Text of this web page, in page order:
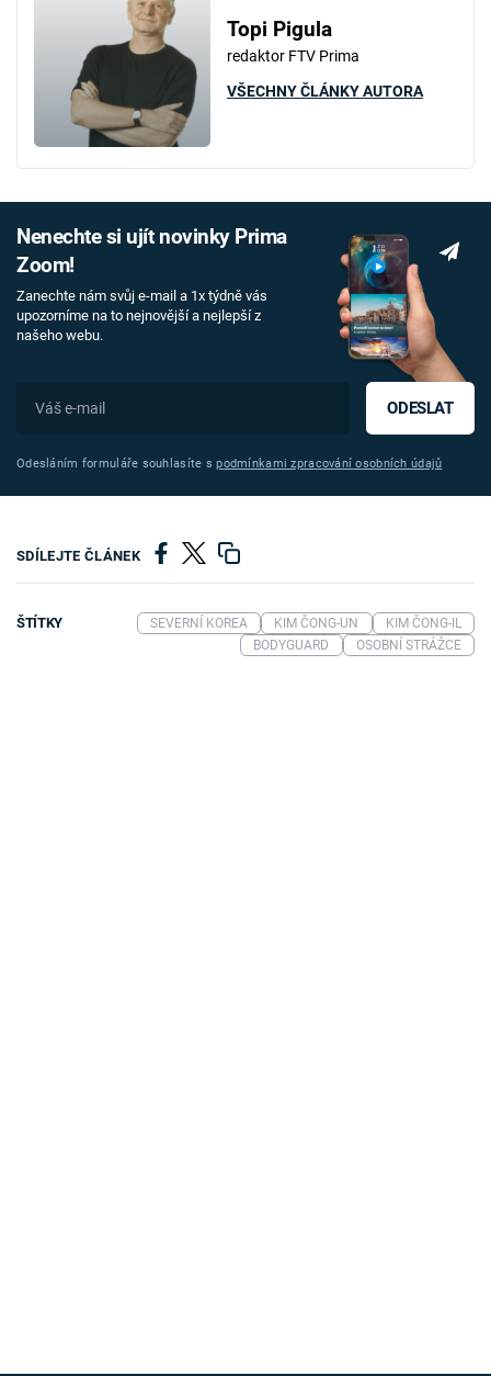
Topi Pigula
redaktor FTV Prima
VŠECHNY ČLÁNKY AUTORA
Nenechte si ujít novinky Prima
Zoom!
Zanechte nám svůj e-mail a 1x týdně vás
upozorníme na to nejnovější a nejlepší z
našeho webu.
ODESLAT
Odesláním formuláře souhlasíte spodmínkami zpracování osobních údajů
SDÍLEJTE ČLÁNEK
ŠTÍTKY SEVERNÍ KOREA KIM ČONG-UN
KIM ČONG-IL
BODYGUARD
OSOBNÍ STRÁŽCE